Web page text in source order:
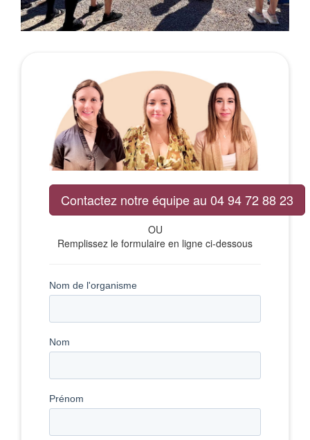
Contactez notre équipe au 04 94 72 88 23
OU
Remplissez le formulaire en ligne ci-dessous